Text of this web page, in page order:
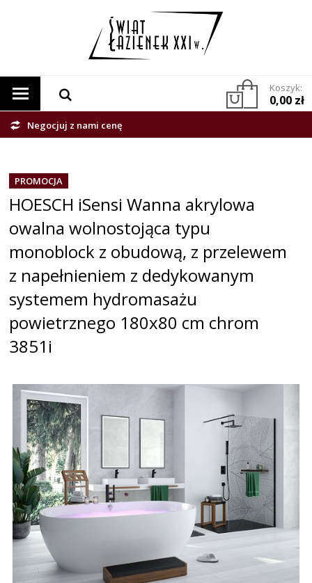
Koszyk:
0,00 zł
Negocjuj z nami cenę
PROMOCJA
HOESCH iSensi Wanna akrylowa
owalna wolnostojąca typu
monoblock z obudową, z przelewem
z napełnieniem z dedykowanym
systemem hydromasażu
powietrznego 180x80 cm chrom
3851i